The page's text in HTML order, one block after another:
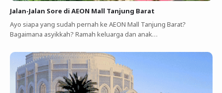
Jalan-Jalan Sore di AEON Mall Tanjung Barat
Ayo siapa yang sudah pernah ke AEON Mall Tanjung Barat?
Bagaimana asyikkah? Ramah keluarga dan anak…